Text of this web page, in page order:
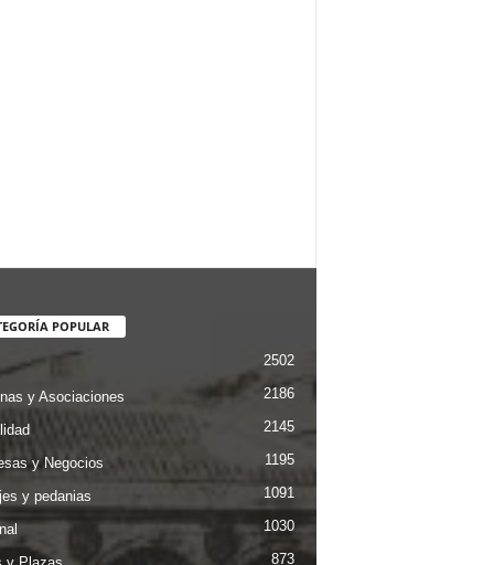
POPULAR
2502
y Asociaciones 2186
2145
y Negocios 1195
y pedanias 1091
1030
873